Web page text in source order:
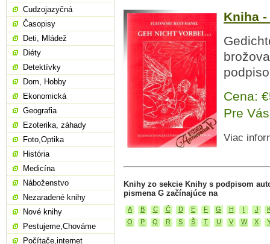
Kniha
Cena:
Pre
Viac
Knihy zo sekcie Knihy s podpisom
pismena G začínajúce na
A B C Č D E F G H J
O
P Q R S Š T U V W X
Cudzojazyčná
Časopisy
Deti, Mládež
Diéty
Detektívky
Dom, Hobby
Ekonomická
Geografia
Ezoterika, záhady
Foto,Optika
História
Medicína
Náboženstvo
Nezaradené knihy
Nové knihy
Pestujeme,Chováme
Počítače,internet